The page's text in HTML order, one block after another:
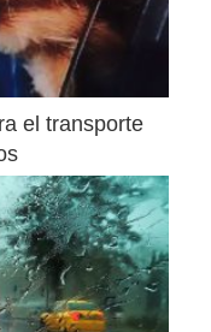
el transporte